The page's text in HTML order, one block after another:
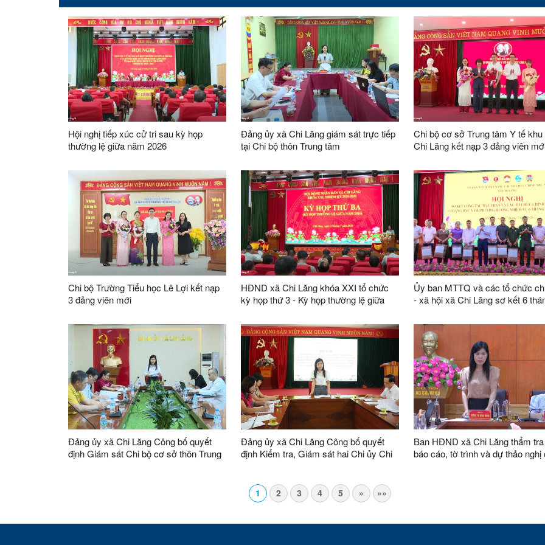
Hội nghị tiếp xúc cử tri sau kỳ họp
thường lệ giữa năm 2026
Đảng ủy xã Chi Lăng giám sát trực tiếp
tại Chi bộ thôn Trung tâm
Chi bộ cơ sở Trung tâm Y tế
Chi Lăng kết nạp 3 đảng viên
Chi bộ Trường Tiểu học Lê Lợi kết nạp
3 đảng viên mới
HĐND xã Chi Lăng khóa XXI tổ chức
kỳ họp thứ 3 - Kỳ họp thường lệ giữa
Ủy ban MTTQ và các tổ chức
- xã hội xã Chi Lăng sơ kết 6
Đảng ủy xã Chi Lăng Công bố quyết
định Giám sát Chi bộ cơ sở thôn Trung
Đảng ủy xã Chi Lăng Công bố quyết
định Kiểm tra, Giám sát hai Chi ủy Chi
Ban HĐND xã Chi Lăng thẩm
báo cáo, tờ trình và dự thảo nghị
1 2 3 4 5 » »»